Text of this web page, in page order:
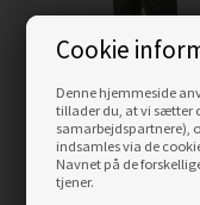
Cookie
Denne hjemmeside
tillader du, at vi sætter
samarbejdspartnere),
indsamles via de
Navnet på de
tjener.
Pinewood Lappland
bukser, grøn/sort